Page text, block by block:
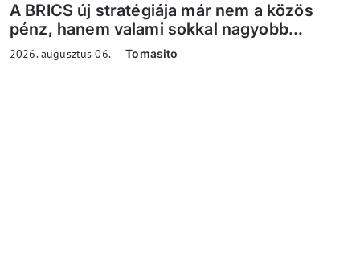
A BRICS új stratégiája már nem a közös
pénz, hanem valami sokkal nagyobb...
2026. augusztus 06. Tomasito